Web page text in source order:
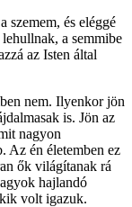
szemem, és eléggé
a semmibe
az Isten által
nem. Ilyenkor jön
is. Jön az
nagyon
Az én életemben ez
ők világítanak rá
hajlandó
volt igazuk.